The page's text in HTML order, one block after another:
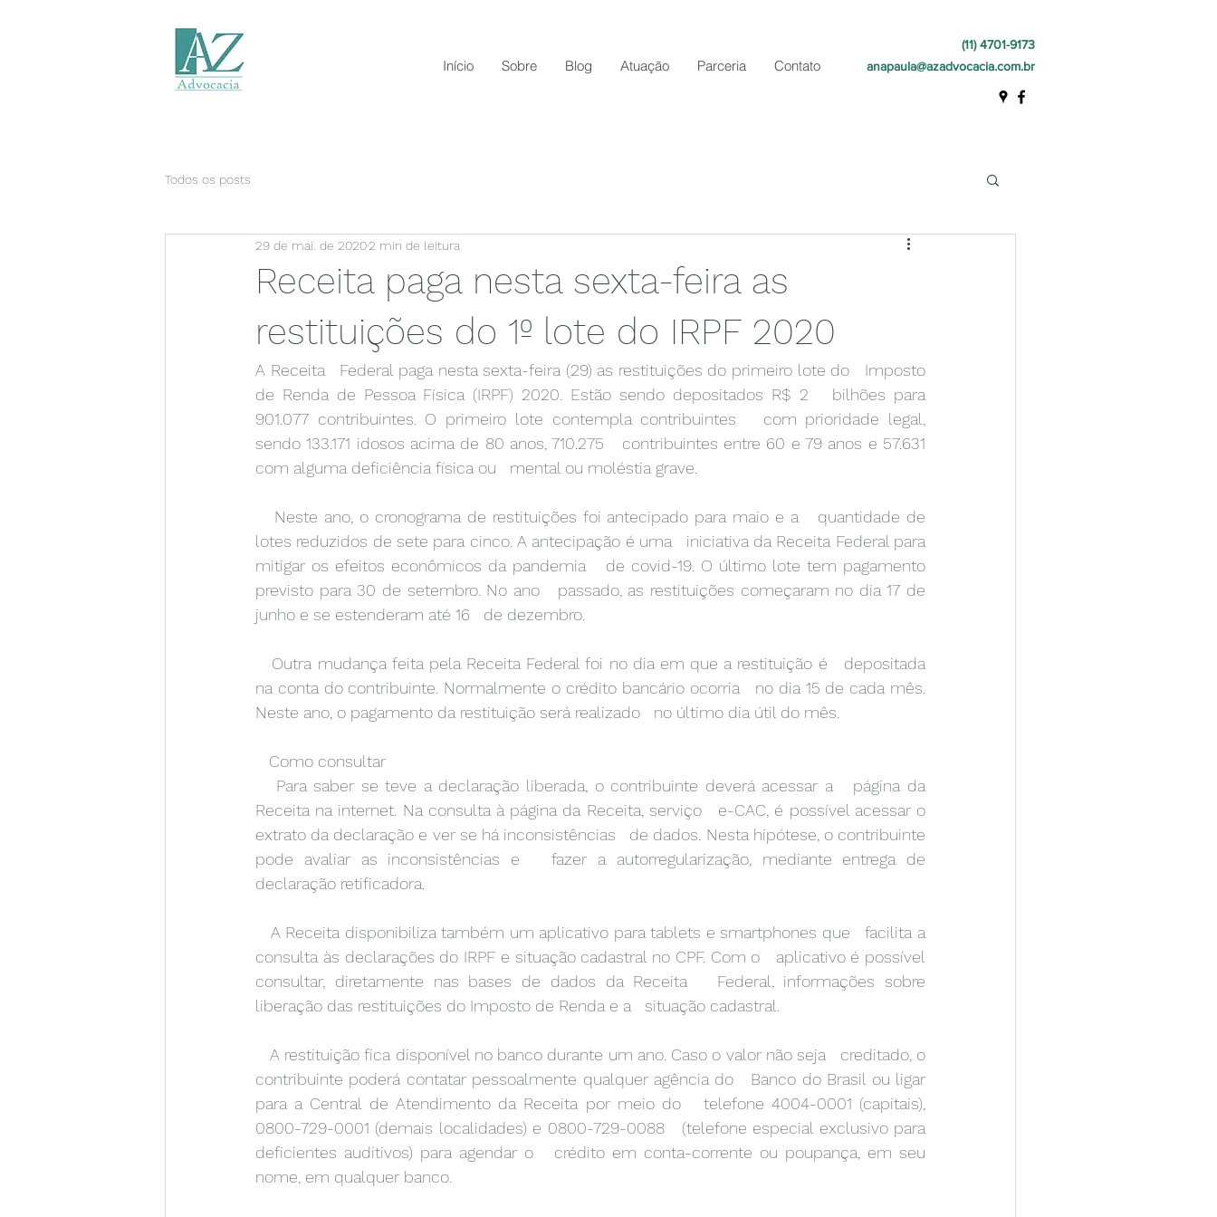
Início Sobre Blog Atuação Parceria Contato anapaula@azadvocacia.com.br
(11) 4701-9173
Todos os posts
Receita paga nesta sexta-feira as
restituições do 1º lote do IRPF 2020
29 de mai. de 20202 min de leitura
A Receita   Federal paga nesta sexta-feira (29) as restituições do primeiro lote do   Imposto
de Renda de Pessoa Física (IRPF) 2020. Estão sendo depositados R$ 2   bilhões para
901.077 contribuintes. O primeiro lote contempla contribuintes   com prioridade legal,
sendo 133.171 idosos acima de 80 anos, 710.275   contribuintes entre 60 e 79 anos e 57.631
com alguma deficiência física ou   mental ou moléstia grave.
lotes reduzidos de sete para cinco. A antecipação é uma   iniciativa da Receita Federal para
mitigar os efeitos econômicos da pandemia   de covid-19. O último lote tem pagamento
previsto para 30 de setembro. No ano   passado, as restituições começaram no dia 17 de
junho e se estenderam até 16   de dezembro.
na conta do contribuinte. Normalmente o crédito bancário ocorria   no dia 15 de cada mês.
Neste ano, o pagamento da restituição será realizado   no último dia útil do mês.
   Como consultar
Receita na internet. Na consulta à página da Receita, serviço   e-CAC, é possível acessar o
extrato da declaração e ver se há inconsistências   de dados. Nesta hipótese, o contribuinte
pode avaliar as inconsistências e   fazer a autorregularização, mediante entrega de
declaração retificadora.
consulta às declarações do IRPF e situação cadastral no CPF. Com o   aplicativo é possível
consultar, diretamente nas bases de dados da Receita   Federal, informações sobre
liberação das restituições do Imposto de Renda e a   situação cadastral.
contribuinte poderá contatar pessoalmente qualquer agência do   Banco do Brasil ou ligar
para a Central de Atendimento da Receita por meio do   telefone 4004-0001 (capitais),
0800-729-0001 (demais localidades) e 0800-729-0088   (telefone especial exclusivo para
deficientes auditivos) para agendar o   crédito em conta-corrente ou poupança, em seu
nome, em qualquer banco.